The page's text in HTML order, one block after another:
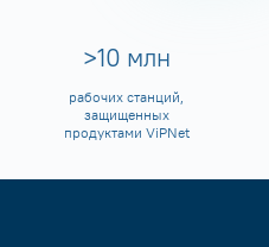
>10 млн
рабочих станций,
защищенных
продуктами ViPNet